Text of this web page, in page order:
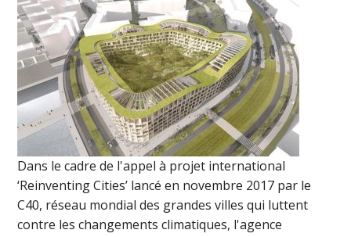
Dans le cadre de l'appel à projet international
‘Reinventing Cities’ lancé en novembre 2017 par le
C40, réseau mondial des grandes villes qui luttent
contre les changements climatiques, l'agence